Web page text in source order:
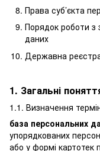
Права суб’єкта
Порядок роботи з
даних
Державна
1. Загальні
1.1. Визначення
база персональних
упорядкованих
або у формі картотек